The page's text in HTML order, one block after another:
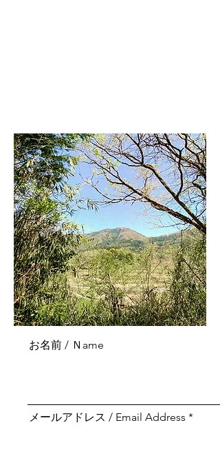
お名前 / Ｎame
メールアドレス / Email Address